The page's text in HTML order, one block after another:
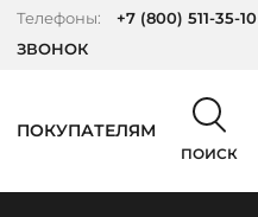
Телефоны: +7 (800) 511-35-10
ЗВОНОК
ПОКУПАТЕЛЯМ
ПОИСК